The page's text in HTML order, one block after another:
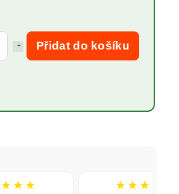
Přidat do košíku
★★★★★